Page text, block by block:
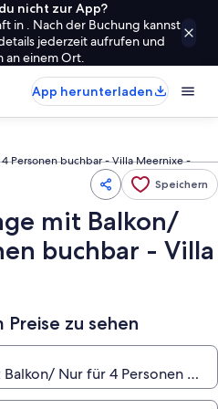
nicht zur App?
in . Nach der Buchung kannst
jederzeit aufrufen und
an einem Ort.
App herunterladen
Personen buchbar - Villa Meernixe -
Speichern
mit Balkon/
buchbar - Villa
zu sehen